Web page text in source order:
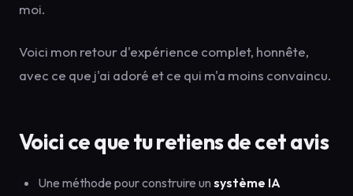
moi.
Voici mon retour d'expérience complet, honnête,
avec ce que j'ai adoré et ce qui m'a moins convaincu.
Voici ce que tu retiens de cet avis
Une méthode pour construire un système IA